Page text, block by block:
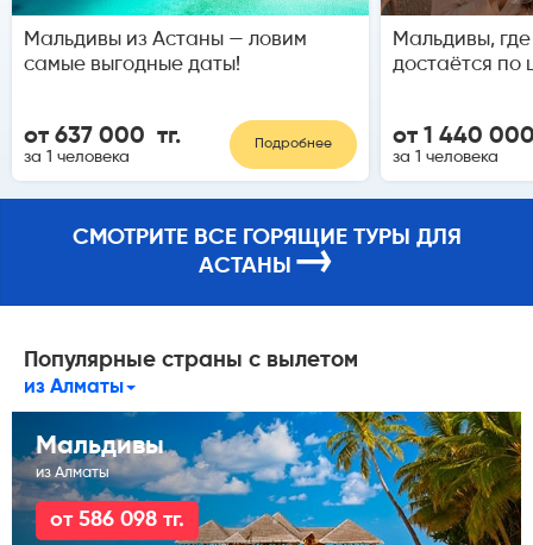
Мальдивы из Астаны — ловим
самые выгодные даты!
от 637 000 тг.
за 1 человека
Подробнее
Мальдивы,
достаётся по
от 1 440
за 1 человека
СМОТРИТЕ ВСЕ ГОРЯЩИЕ ТУРЫ ДЛЯ
АСТАНЫ →
Популярные страны с вылетом
из Алматы
Мальдивы
из Алматы
от 586 098 тг.